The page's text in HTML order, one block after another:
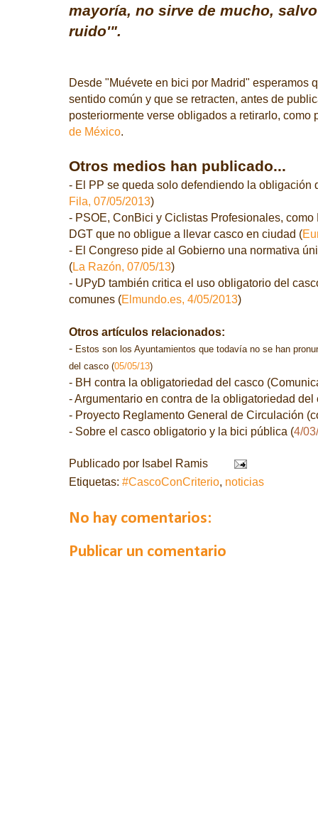
mayoría, no sirve de mucho,
ruido'".
Desde "Muévete en bici por Madrid" esperamos
sentido común y que se retracten, antes de
posteriormente verse obligados a retirarlo, como
de México.
Otros medios han publicado...
- El PP se queda solo defendiendo la obligación
Fila, 07/05/2013)
- PSOE, ConBici y Ciclistas Profesionales,
DGT que no obligue a llevar casco en ciudad (
- El Congreso pide al Gobierno una normativa
(La Razón, 07/05/13)
- UPyD también critica el uso obligatorio del
comunes (Elmundo.es, 4/05/2013)
Otros artículos relacionados:
- Estos son los Ayuntamientos que todavía no se han
del casco (05/05/13)
- BH contra la obligatoriedad del casco
- Argumentario en contra de la obligatoriedad del
- Proyecto Reglamento General de Circulación
- Sobre el casco obligatorio y la bici pública (4/
Publicado por Isabel Ramis
Etiquetas: #CascoConCriterio, noticias
No hay comentarios:
Publicar un comentario